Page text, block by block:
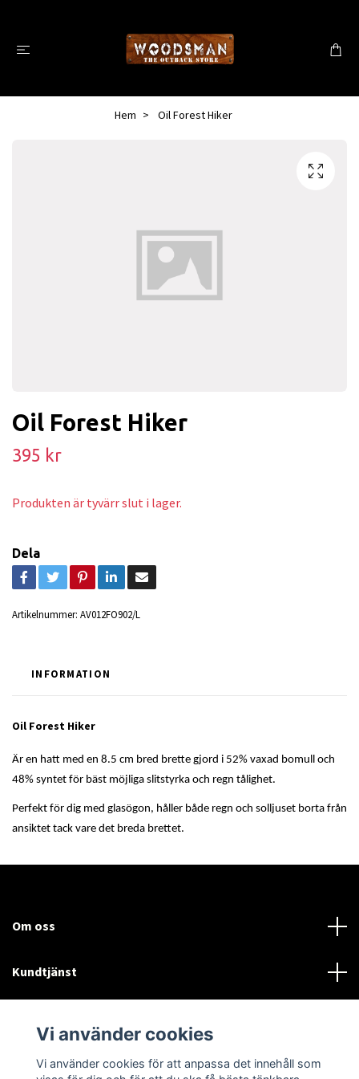
Hem Oil Forest Hiker
Oil Forest Hiker
395 kr
Produkten är tyvärr slut i lager.
Dela
Artikelnummer: AV012FO902/L
INFORMATION
Oil Forest Hiker
Är en hatt med en 8.5 cm bred brette gjord i 52% vaxad bomull och
48% syntet för bäst möjliga slitstyrka och regn tålighet.
Perfekt för dig med glasögon, håller både regn och solljuset borta från
ansiktet tack vare det breda brettet.
Om oss
Kundtjänst
Sociala medier
Vi använder cookies
Vi använder cookies för att anpassa det innehåll som